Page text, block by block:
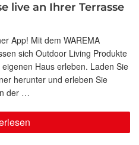
live an Ihrer Terrasse
App! Mit dem WAREMA
sich Outdoor Living Produkte
Haus erleben. Laden Sie
herunter und erleben Sie
der …